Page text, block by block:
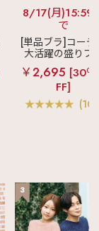
8/17(月)15:59
で
[単品ブラ]コーデ
大活躍の盛りブ
ショートレン
ス ブラトップ 超
ブラ(R) 単品ブ
ャー
￥2,695 [30
FF]
3